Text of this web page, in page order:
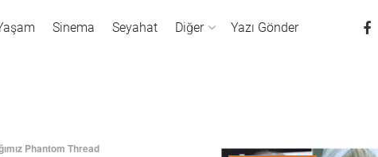
Sinema Seyahat Diğer Yazı Gönder
Phantom Thread